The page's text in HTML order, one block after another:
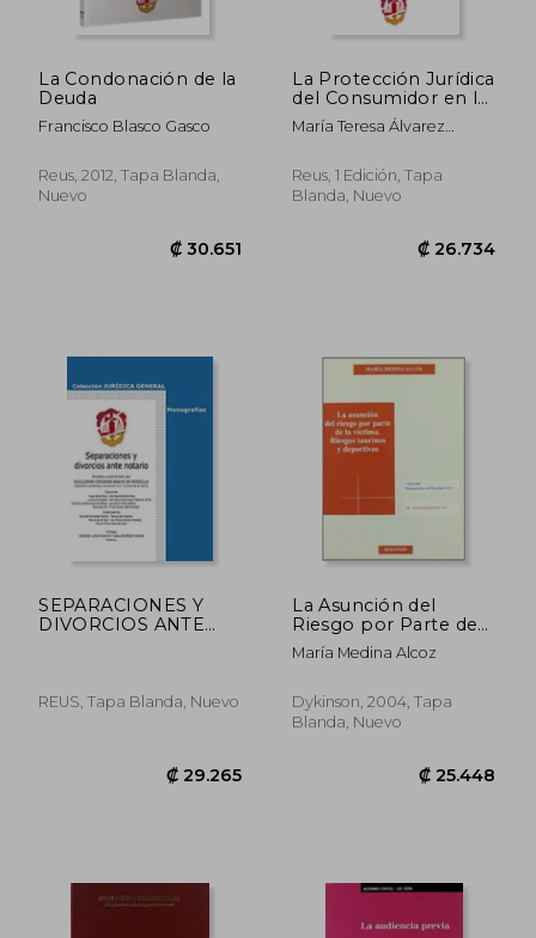
La Condonación de la
Deuda
Francisco Blasco Gasco
Reus, 2012, Tapa Blanda,
Nuevo
La Protección Jurídica
del Consumidor en la
Contratación en
General: Normas
al Respecto
María Teresa Álvarez
Reus, 1 Edición, Tapa
Blanda, Nuevo
SEPARACIONES Y
DIVORCIOS ANTE
REUS, Tapa Blanda, Nuevo
La Asunción del
Riesgo por Parte de
la Víctima: Riesgos
Taurinos y Deportivos
María Medina Alcoz
Dykinson, 2004, Tapa
Blanda, Nuevo